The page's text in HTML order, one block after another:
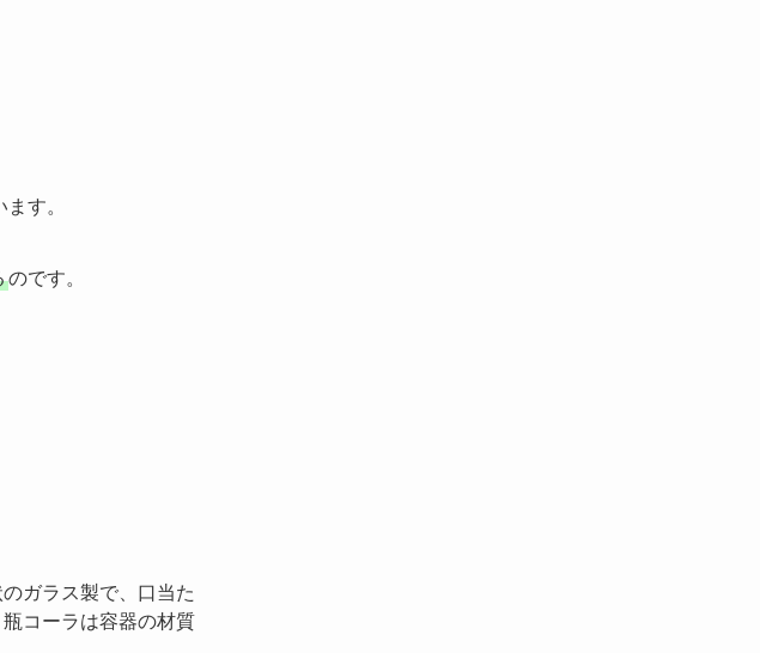
ます。
のです。
ガラス製で、口当た
コーラは容器の材質